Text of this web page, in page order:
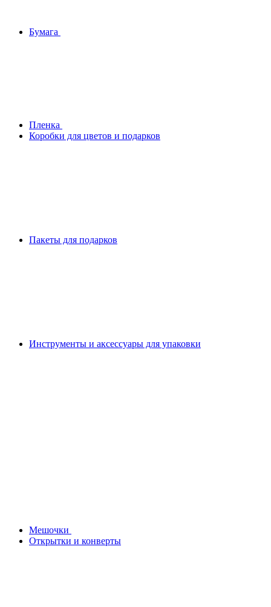
Бумага
Плeнка
Коробки для цветов и подарков
Пакеты для подарков
Инструменты и аксессуары для упаковки
Мешочки
Открытки и конверты